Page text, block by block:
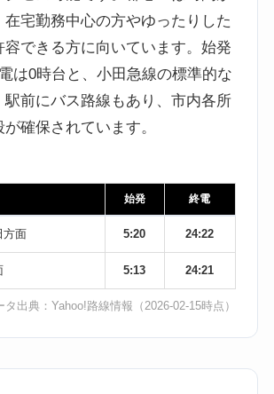
在宅勤務中心の方やゆったりした
容できる方に向いています。始発
は0時台と、小田急線の標準的な
駅前にバス路線もあり、市内各所
確保されています。
始発 終電
方面 5:20 24:22
5:13 24:21
タ出典：Yahoo!路線情報 （2026-02-15時点）